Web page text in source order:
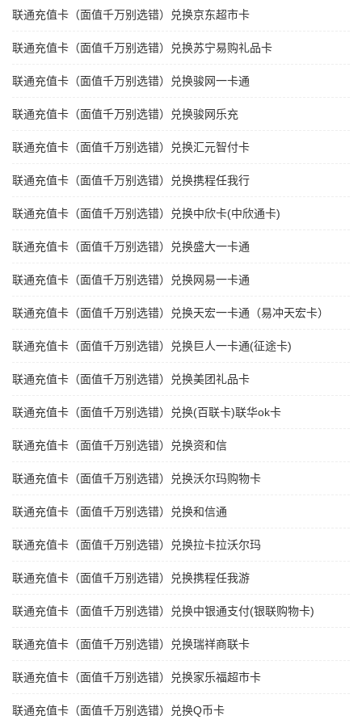
联通充值卡（面值千万别选错）兑换京东超市卡
联通充值卡（面值千万别选错）兑换苏宁易购礼品卡
联通充值卡（面值千万别选错）兑换骏网一卡通
联通充值卡（面值千万别选错）兑换骏网乐充
联通充值卡（面值千万别选错）兑换汇元智付卡
联通充值卡（面值千万别选错）兑换携程任我行
联通充值卡（面值千万别选错）兑换中欣卡(中欣通卡)
联通充值卡（面值千万别选错）兑换盛大一卡通
联通充值卡（面值千万别选错）兑换网易一卡通
联通充值卡（面值千万别选错）兑换天宏一卡通（易冲天宏卡）
联通充值卡（面值千万别选错）兑换巨人一卡通(征途卡)
联通充值卡（面值千万别选错）兑换美团礼品卡
联通充值卡（面值千万别选错）兑换(百联卡)联华ok卡
联通充值卡（面值千万别选错）兑换资和信
联通充值卡（面值千万别选错）兑换沃尔玛购物卡
联通充值卡（面值千万别选错）兑换和信通
联通充值卡（面值千万别选错）兑换拉卡拉沃尔玛
联通充值卡（面值千万别选错）兑换携程任我游
联通充值卡（面值千万别选错）兑换中银通支付(银联购物卡)
联通充值卡（面值千万别选错）兑换瑞祥商联卡
联通充值卡（面值千万别选错）兑换家乐福超市卡
联通充值卡（面值千万别选错）兑换Q币卡